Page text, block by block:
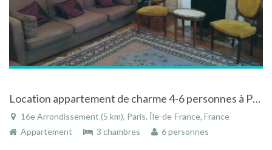
Location appartement de charme 4-6 personnes à Paris à 800 mètres de la Tour Eiffel
16e Arrondissement (5 km), Paris, Île-de-France, France
Appartement
3 chambres 6 personnes